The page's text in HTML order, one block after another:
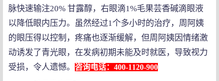
脉快速输注20% 甘露醇，右眼滴1%毛果芸香碱滴眼液
以降低眼内压力。虽然经过1个多小时的治疗，周阿姨
的眼压得以控制，疼痛也逐渐缓解，但周阿姨因情绪激
动诱发了青光眼，在发病初期未能及时就医，导致视力
受损，令人遗憾。 咨询电话：400-1120-900